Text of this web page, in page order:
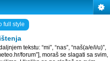
full style
tekstu: “mi”, “nas”, “naš(a/e/i/u)”,
forum”], moraš se slagati sa svim,